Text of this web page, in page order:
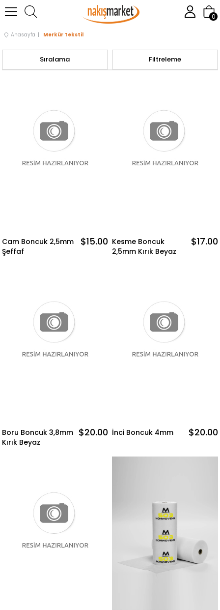
0
Anasayfa Merkür Tekstil
Filtreleme
Sıralama
Cam Boncuk 2,5mm
Şeffaf
$15.00 Kesme Boncuk
2,5mm Kırık Beyaz
$17.00
Boru Boncuk 3,8mm
Kırık Beyaz
$20.00 İnci Boncuk 4mm $20.00